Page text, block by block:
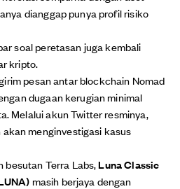
dianggap punya profil risiko
soal peretasan juga kembali
kripto.
pesan antar blockchain Nomad
dugaan kerugian minimal
Melalui akun Twitter resminya,
menginvestigasi kasus
besutan Terra Labs,Luna Classic
masih berjaya dengan